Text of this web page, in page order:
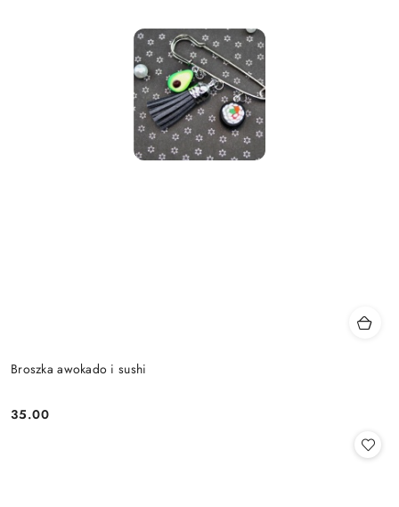
Broszka awokado i sushi
Cena:
35.00